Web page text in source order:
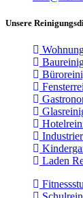
Unsere
Laden